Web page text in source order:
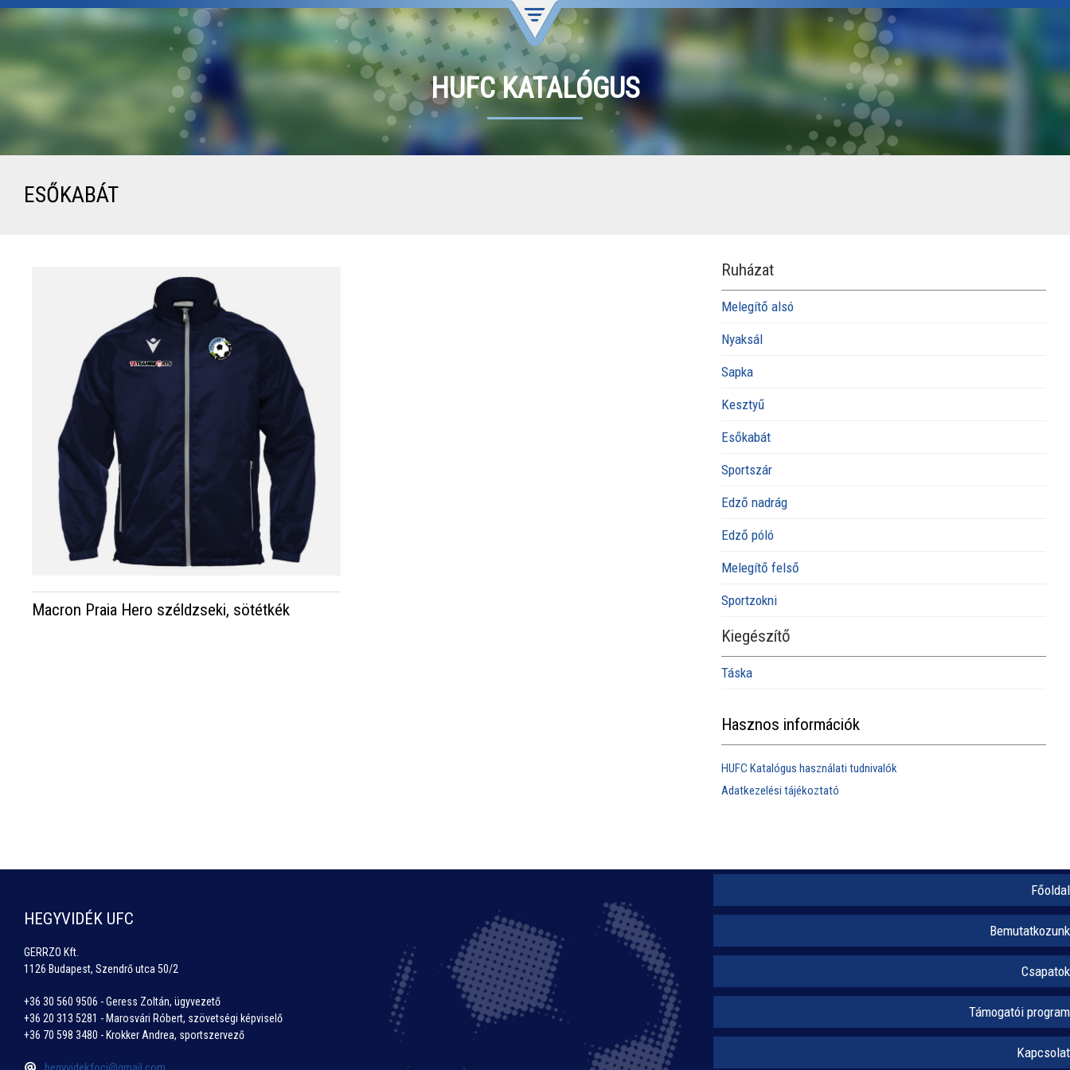
HUFC KATALÓGUS
ESŐKABÁT
Macron Praia Hero széldzseki, sötétkék
Ruházat
Melegítő alsó
Nyaksál
Sapka
Kesztyű
Esőkabát
Sportszár
Edző nadrág
Edző póló
Melegítő felső
Sportzokni
Kiegészítő
Táska
Hasznos információk
HUFC Katalógus használati tudnivalók
Adatkezelési tájékoztató
HEGYVIDÉK UFC
GERRZO Kft.
1126 Budapest, Szendrő utca 50/2
+36 30 560 9506 - Geress Zoltán, ügyvezető
+36 20 313 5281 - Marosvári Róbert, szövetségi képviselő
+36 70 598 3480 - Krokker Andrea, sportszervező
Főoldal
Bemutatkozunk
Csapatok
Támogatói program
Kapcsolat